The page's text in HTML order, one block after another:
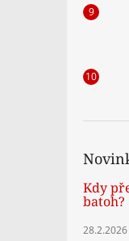
Kdy
batoh?
28.2.2026